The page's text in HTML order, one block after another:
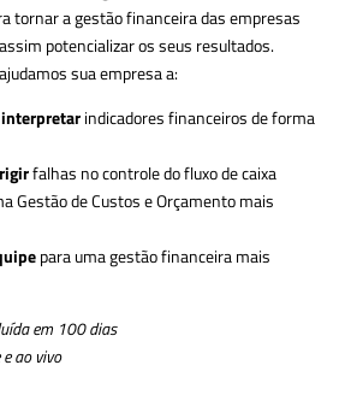
tornar a gestão financeira das empresas
potencializar os seus resultados.
sua empresa a:
indicadores financeiros de forma
falhas no controle do fluxo de caixa
Gestão de Custos e Orçamento mais
para uma gestão financeira mais
em 100 dias
ao vivo